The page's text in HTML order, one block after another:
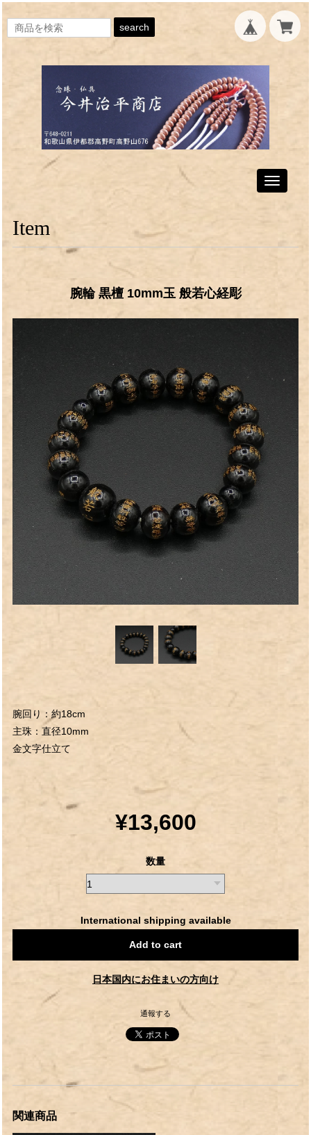
search
Toggle
Item
腕輪 黒檀 10mm玉 般若心経彫
腕回り：約18cm
主珠：直径10mm
金文字仕立て
¥13,600
数量
International shipping available
Add to cart
日本国内にお住まいの方向け
通報する
関連商品